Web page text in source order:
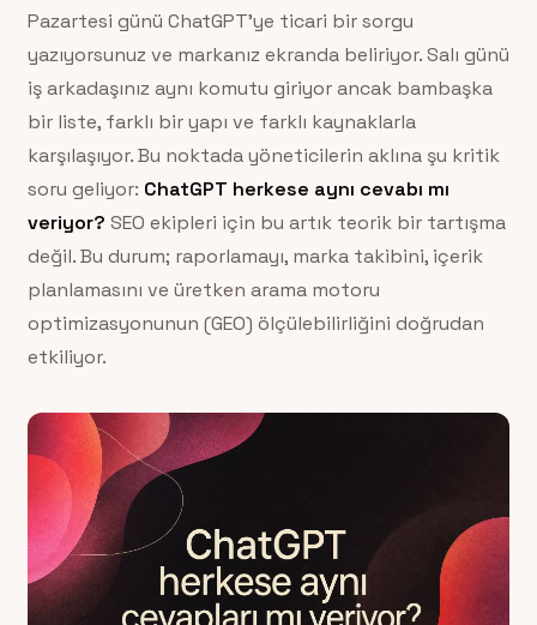
Pazartesi günü ChatGPT’ye ticari bir sorgu
yazıyorsunuz ve markanız ekranda beliriyor. Salı günü
iş arkadaşınız aynı komutu giriyor ancak bambaşka
bir liste, farklı bir yapı ve farklı kaynaklarla
karşılaşıyor. Bu noktada yöneticilerin aklına şu kritik
soru geliyor: ChatGPT herkese aynı cevabı mı
veriyor? SEO ekipleri için bu artık teorik bir tartışma
değil. Bu durum; raporlamayı, marka takibini, içerik
planlamasını ve üretken arama motoru
optimizasyonunun (GEO) ölçülebilirliğini doğrudan
etkiliyor.